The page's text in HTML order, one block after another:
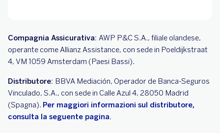
Compagnia Assicurativa: AWP P&C S.A., filiale olandese,
operante come Allianz Assistance, con sede in Poeldijkstraat
4, VM 1059 Amsterdam (Paesi Bassi).
Distributore: BBVA Mediación, Operador de Banca-Seguros
Vinculado, S.A., con sede in Calle Azul 4, 28050 Madrid
(Spagna). Per maggiori informazioni sul distributore,
consulta la seguente pagina.